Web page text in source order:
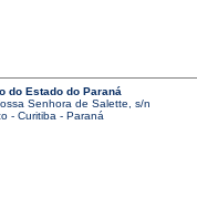
do Estado do Paraná
Senhora de Salette, s/n
- Curitiba - Paraná